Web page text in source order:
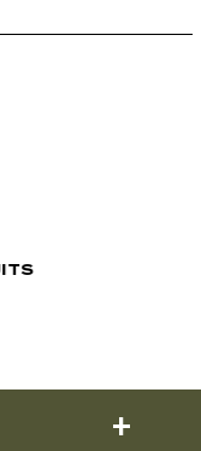
+